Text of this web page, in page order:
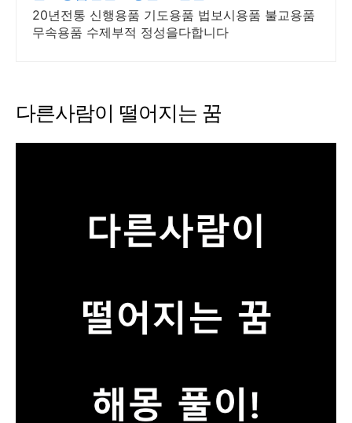
20년전통 신행용품 기도용품 법보시용품 불교용품
무속용품 수제부적 정성을다합니다
다른사람이 떨어지는 꿈